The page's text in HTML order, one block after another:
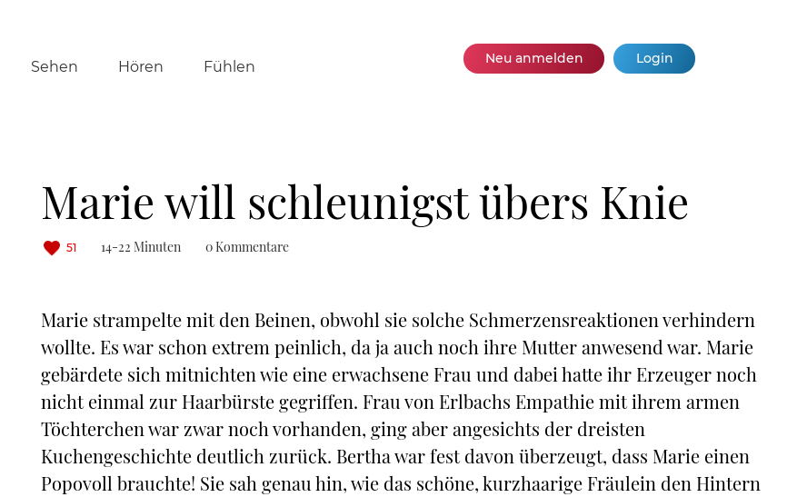
Sehen Hören Fühlen Neu anmelden Login
Marie will schleunigst übers Knie
51 14-22 Minuten 0 Kommentare
Marie strampelte mit den Beinen, obwohl sie solche Schmerzensreaktionen verhindern
wollte. Es war schon extrem peinlich, da ja auch noch ihre Mutter anwesend war. Marie
gebärdete sich mitnichten wie eine erwachsene Frau und dabei hatte ihr Erzeuger noch
nicht einmal zur Haarbürste gegriffen. Frau von Erlbachs Empathie mit ihrem armen
Töchterchen war zwar noch vorhanden, ging aber angesichts der dreisten
Kuchengeschichte deutlich zurück. Bertha war fest davon überzeugt, dass Marie einen
Popovoll brauchte! Sie sah genau hin, wie das schöne, kurzhaarige Fräulein den Hintern